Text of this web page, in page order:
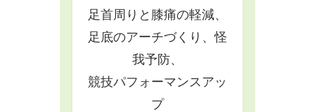
足首周りと膝痛の軽減、
足底のアーチづくり、怪
我予防、
競技パフォーマンスアッ
プ